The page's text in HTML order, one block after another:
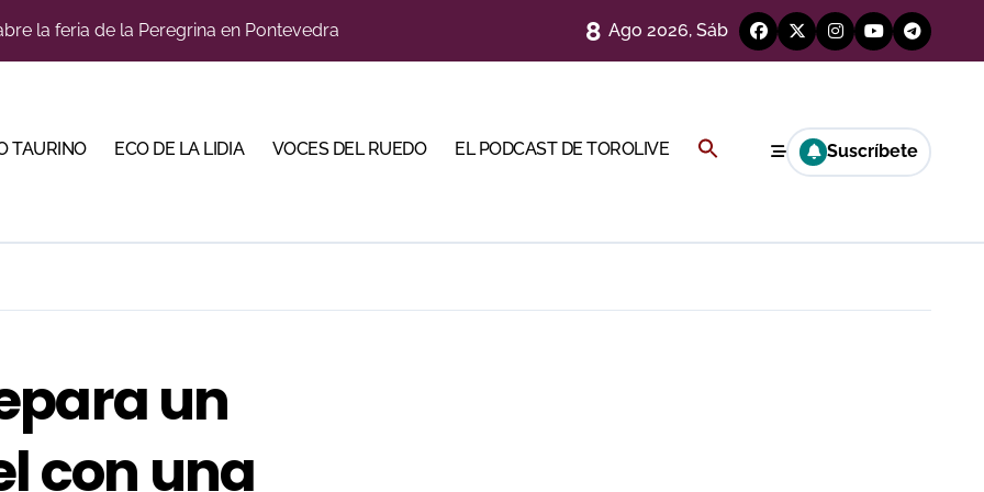
el sueño de vestirse de luces ante los suyos
en una noche marcada por la dureza de Monteviejo
sobre el buen juego de Los Maños en el arranque de Huesca
la tercera tarde de Morante en la temporada portuense
8 Ago 2026, Sáb
TAURINO ECO DE LA LIDIA VOCES DEL RUEDO EL PODCAST DE TOROLIVE Buscar: Suscríbete
un
con una